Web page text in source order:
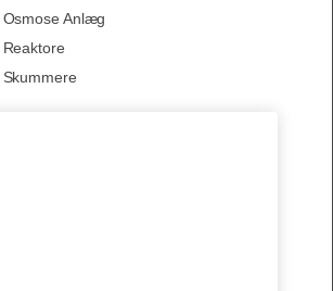
Osmose Anlæg
Reaktore
Skummere